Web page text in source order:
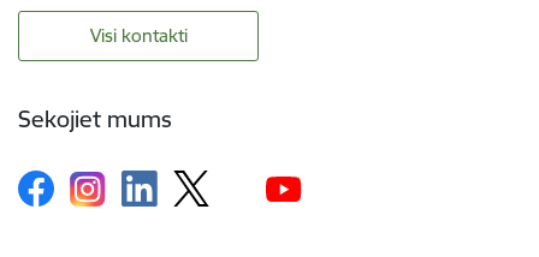
Visi kontakti
Sekojiet mums